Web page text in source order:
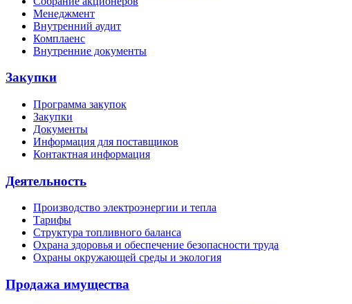
Менеджмент
Внутренний аудит
Комплаенс
Внутренние документы
Закупки
Программа закупок
Закупки
Документы
Информация для поставщиков
Контактная информация
Деятельность
Производство электроэнергии и тепла
Тарифы
Структура топливного баланса
Охрана здоровья и обеспечение безопасности труда
Охраны окружающей среды и экология
Продажа имущества